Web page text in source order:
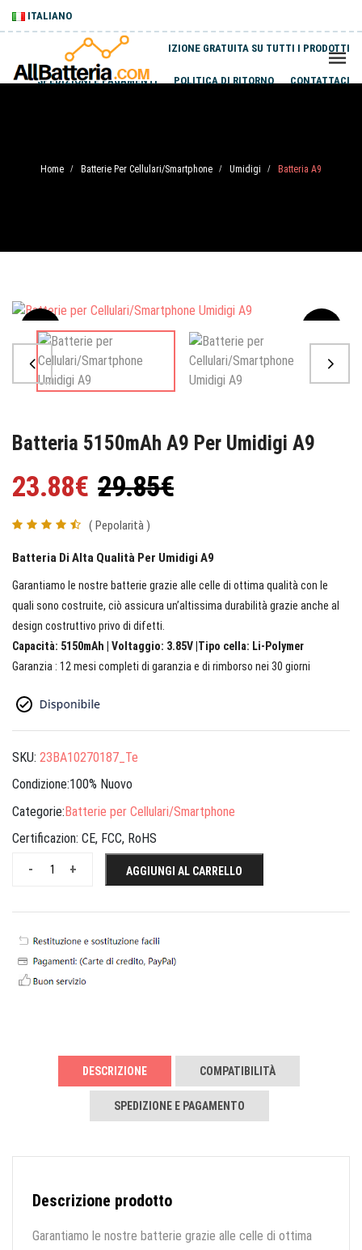
ITALIANO
SPEDIZIONE GRATUITA SU TUTTI I PRODOTTI
SPEDIZIONI E PAGAMENTI POLITICA DI RITORNO CONTATTACI
Home / Batterie Per Cellulari/Smartphone / Umidigi / Batteria A9
Sale
Batteria 5150mAh A9 Per Umidigi A9
23.88€ 29.85€
( Pepolarità )
Batteria Di Alta Qualità Per Umidigi A9
Garantiamo le nostre batterie grazie alle celle di ottima qualità con le
quali sono costruite, ciò assicura un’altissima durabilità grazie anche al
design costruttivo privo di difetti.
Capacità: 5150mAh | Voltaggio: 3.85V |Tipo cella: Li-Polymer
Garanzia : 12 mesi completi di garanzia e di rimborso nei 30 giorni
SKU: 23BA10270187_Te
Condizione:100% Nuovo
Categorie:Batterie per Cellulari/Smartphone
Certificazion: CE, FCC, RoHS
+
- AGGIUNGI AL CARRELLO
DESCRIZIONE COMPATIBILITÀ
SPEDIZIONE E PAGAMENTO
Descrizione prodotto
Garantiamo le nostre batterie grazie alle celle di ottima